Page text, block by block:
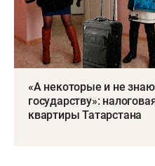
«А некоторые и не
государству»:
квартиры Татарстана